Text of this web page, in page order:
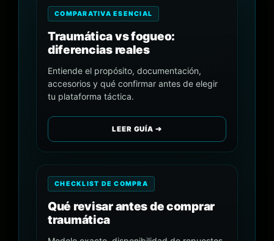
COMPARATIVA ESENCIAL
Traumática vs fogueo:
diferencias reales
Entiende el propósito, documentación,
accesorios y qué confirmar antes de elegir
tu plataforma táctica.
LEER GUÍA ➔
CHECKLIST DE COMPRA
Qué revisar antes de comprar
traumática